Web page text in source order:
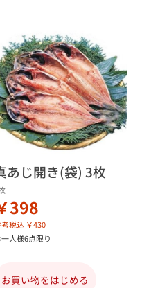
あじ開き(袋) 3枚
398
税込 ￥430
一人様6点限り
お買い物をはじめる